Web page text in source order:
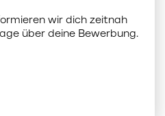
wir dich zeitnah
über deine Bewerbung.